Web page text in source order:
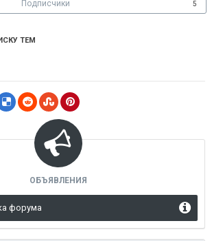
Подписчики 5
ТЕМ
ОБЪЯВЛЕНИЯ
форума